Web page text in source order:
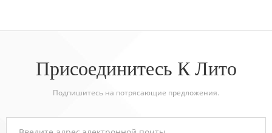
Присоединитесь К Лито
Подпишитесь на потрясающие предложения.